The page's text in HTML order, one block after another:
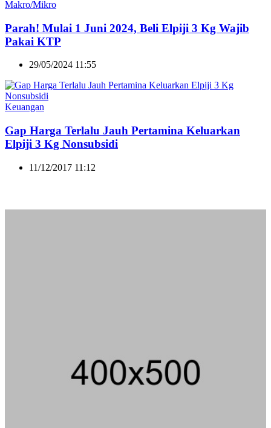
Makro/Mikro
Parah! Mulai 1 Juni 2024, Beli Elpiji 3 Kg Wajib
Pakai KTP
29/05/2024 11:55
Keuangan
Gap Harga Terlalu Jauh Pertamina Keluarkan
Elpiji 3 Kg Nonsubsidi
11/12/2017 11:12